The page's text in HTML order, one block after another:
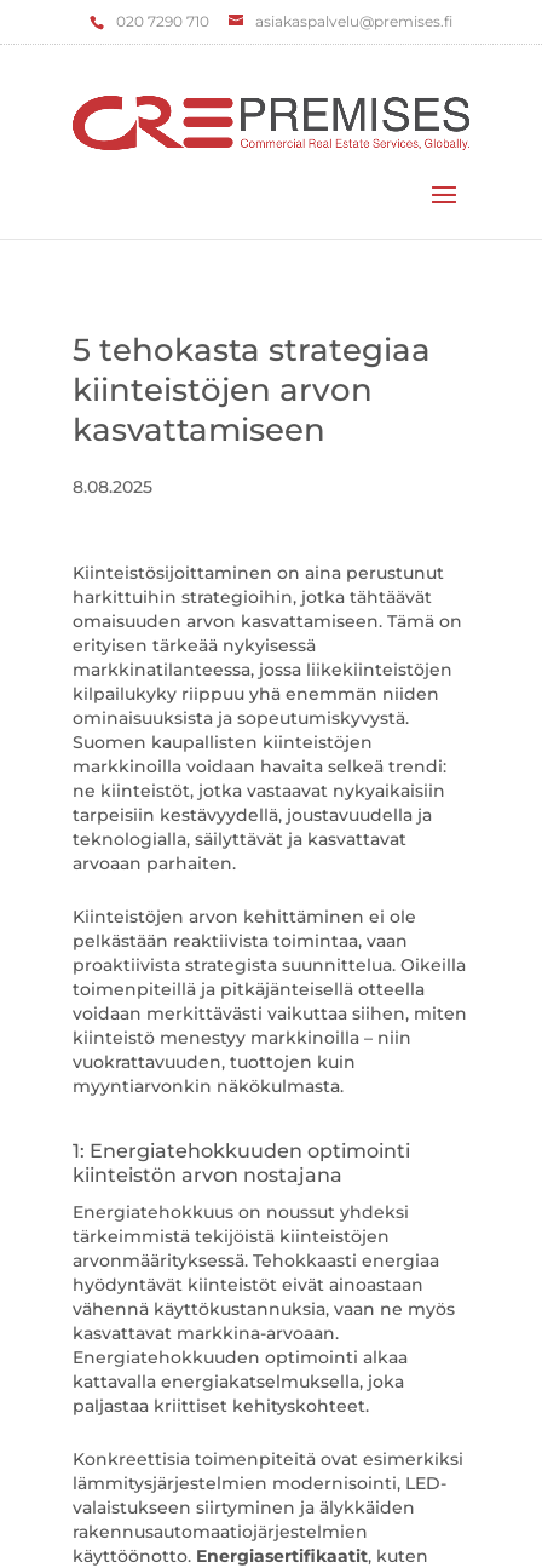
‌020 7290 710 asiakaspalvelu@premises.fi
5 tehokasta strategiaa
kiinteistöjen arvon
kasvattamiseen
8.08.2025
Kiinteistösijoittaminen on aina perustunut
harkittuihin strategioihin, jotka tähtäävät
omaisuuden arvon kasvattamiseen. Tämä on
erityisen tärkeää nykyisessä
markkinatilanteessa, jossa liikekiinteistöjen
kilpailukyky riippuu yhä enemmän niiden
ominaisuuksista ja sopeutumiskyvystä.
Suomen kaupallisten kiinteistöjen
markkinoilla voidaan havaita selkeä trendi:
ne kiinteistöt, jotka vastaavat nykyaikaisiin
tarpeisiin kestävyydellä, joustavuudella ja
teknologialla, säilyttävät ja kasvattavat
arvoaan parhaiten.
Kiinteistöjen arvon kehittäminen ei ole
pelkästään reaktiivista toimintaa, vaan
proaktiivista strategista suunnittelua. Oikeilla
toimenpiteillä ja pitkäjänteisellä otteella
voidaan merkittävästi vaikuttaa siihen, miten
kiinteistö menestyy markkinoilla – niin
vuokrattavuuden, tuottojen kuin
myyntiarvonkin näkökulmasta.
1: Energiatehokkuuden optimointi
kiinteistön arvon nostajana
Energiatehokkuus on noussut yhdeksi
tärkeimmistä tekijöistä kiinteistöjen
arvonmäärityksessä. Tehokkaasti energiaa
hyödyntävät kiinteistöt eivät ainoastaan
vähennä käyttökustannuksia, vaan ne myös
kasvattavat markkina-arvoaan.
Energiatehokkuuden optimointi alkaa
kattavalla energiakatselmuksella, joka
paljastaa kriittiset kehityskohteet.
Konkreettisia toimenpiteitä ovat esimerkiksi
lämmitysjärjestelmien modernisointi, LED-
valaistukseen siirtyminen ja älykkäiden
rakennusautomaatiojärjestelmien
käyttöönotto. Energiasertifikaatit, kuten